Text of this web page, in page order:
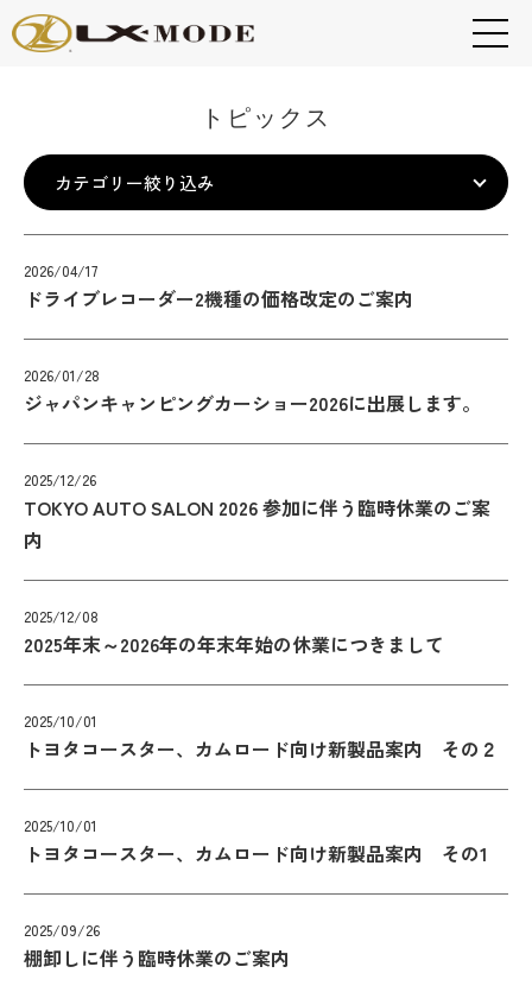
トピックス
2026/04/17
ドライブレコーダー2機種の価格改定のご案内
2026/01/28
ジャパンキャンピングカーショー2026に出展します。
2025/12/26
TOKYO AUTO SALON 2026 参加に伴う臨時休業のご案
内
2025/12/08
2025年末～2026年の年末年始の休業につきまして
2025/10/01
トヨタコースター、カムロード向け新製品案内 その２
2025/10/01
トヨタコースター、カムロード向け新製品案内 その1
2025/09/26
棚卸しに伴う臨時休業のご案内